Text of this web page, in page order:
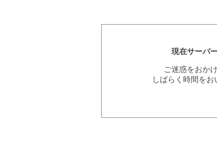
現在サーバ
ご迷惑をおか
しばらく時間を